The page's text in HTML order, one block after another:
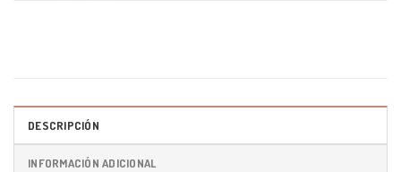
DESCRIPCIÓN
INFORMACIÓN ADICIONAL